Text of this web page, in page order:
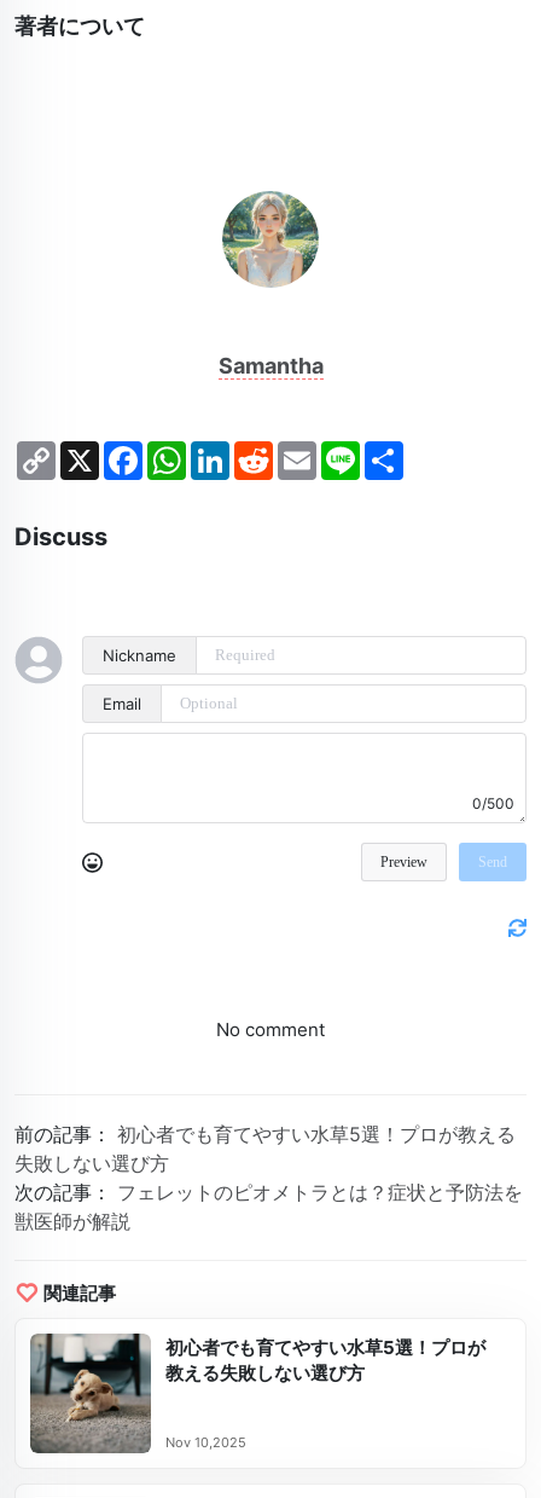
著者について
Samantha
Copy
Link
X FacebookWhatsApp
LinkedInRedditEmail Line
Discuss
Nickname
Email
0/500
Preview Send
No comment
前の記事： 初心者でも育てやすい水草5選！プロが教える
失敗しない選び方
次の記事： フェレットのピオメトラとは？症状と予防法を
獣医師が解説
関連記事
初心者でも育てやすい水草5選！プロが
教える失敗しない選び方
Nov 10,2025